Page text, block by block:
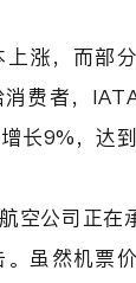
上涨，而部
费者，
长9%，达
空公司正在
虽然机票